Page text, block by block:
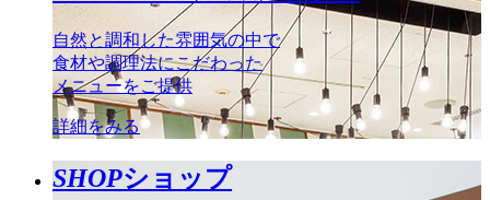
自然と調和した雰囲気の中で
食材や調理法にこだわった
メニューをご提供
詳細をみる
SHOPショップ